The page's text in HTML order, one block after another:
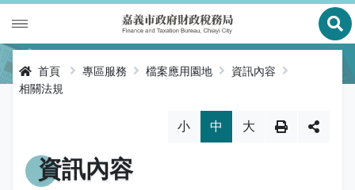
展
公有財產
財金及菸酒管理
稅務專區
房屋稅
線上申辦
便民服務
首頁 專區服務 檔案應用園地
資訊內容
相關法規
小 中 大
資訊內容